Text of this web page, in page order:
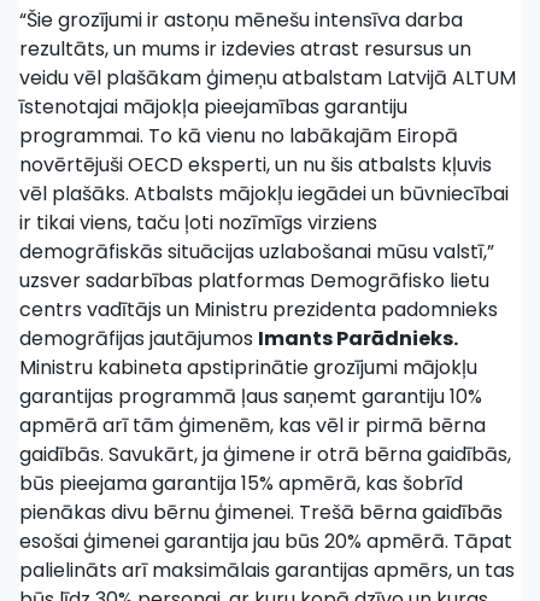
“Šie grozījumi ir astoņu mēnešu intensīva darba
rezultāts, un mums ir izdevies atrast resursus un
veidu vēl plašākam ģimeņu atbalstam Latvijā ALTUM
īstenotajai mājokļa pieejamības garantiju
programmai. To kā vienu no labākajām Eiropā
novērtējuši OECD eksperti, un nu šis atbalsts kļuvis
vēl plašāks. Atbalsts mājokļu iegādei un būvniecībai
ir tikai viens, taču ļoti nozīmīgs virziens
demogrāfiskās situācijas uzlabošanai mūsu valstī,”
uzsver sadarbības platformas Demogrāfisko lietu
centrs vadītājs un Ministru prezidenta padomnieks
demogrāfijas jautājumos Imants Parādnieks.
Ministru kabineta apstiprinātie grozījumi mājokļu
garantijas programmā ļaus saņemt garantiju 10%
apmērā arī tām ģimenēm, kas vēl ir pirmā bērna
gaidībās. Savukārt, ja ģimene ir otrā bērna gaidībās,
būs pieejama garantija 15% apmērā, kas šobrīd
pienākas divu bērnu ģimenei. Trešā bērna gaidībās
esošai ģimenei garantija jau būs 20% apmērā. Tāpat
palielināts arī maksimālais garantijas apmērs, un tas